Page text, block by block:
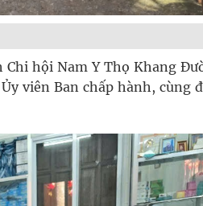
hội Nam Y Thọ Khang
viên Ban chấp hành, cùng